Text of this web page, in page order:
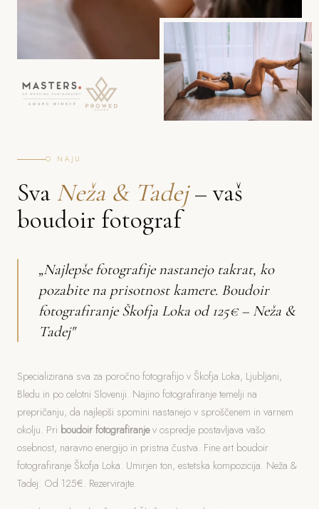
O NAJU
Sva Neža & Tadej– vaš
boudoir fotograf
„Najlepše fotografije nastanejo takrat, ko
pozabite na prisotnost kamere. Boudoir
fotografiranje Škofja Loka od 125€ – Neža &
Tadej"
Specializirana sva za poročno fotografijo v Škofja Loka, Ljubljani,
Bledu in po celotni Sloveniji. Najino fotografiranje temelji na
prepričanju, da najlepši spomini nastanejo v sproščenem in varnem
okolju. Pri boudoir fotografiranjev ospredje postavljava vašo
osebnost, naravno energijo in pristna čustva. Fine art boudoir
fotografiranje Škofja Loka. Umirjen ton, estetska kompozicija. Neža &
Tadej. Od 125€. Rezervirajte.